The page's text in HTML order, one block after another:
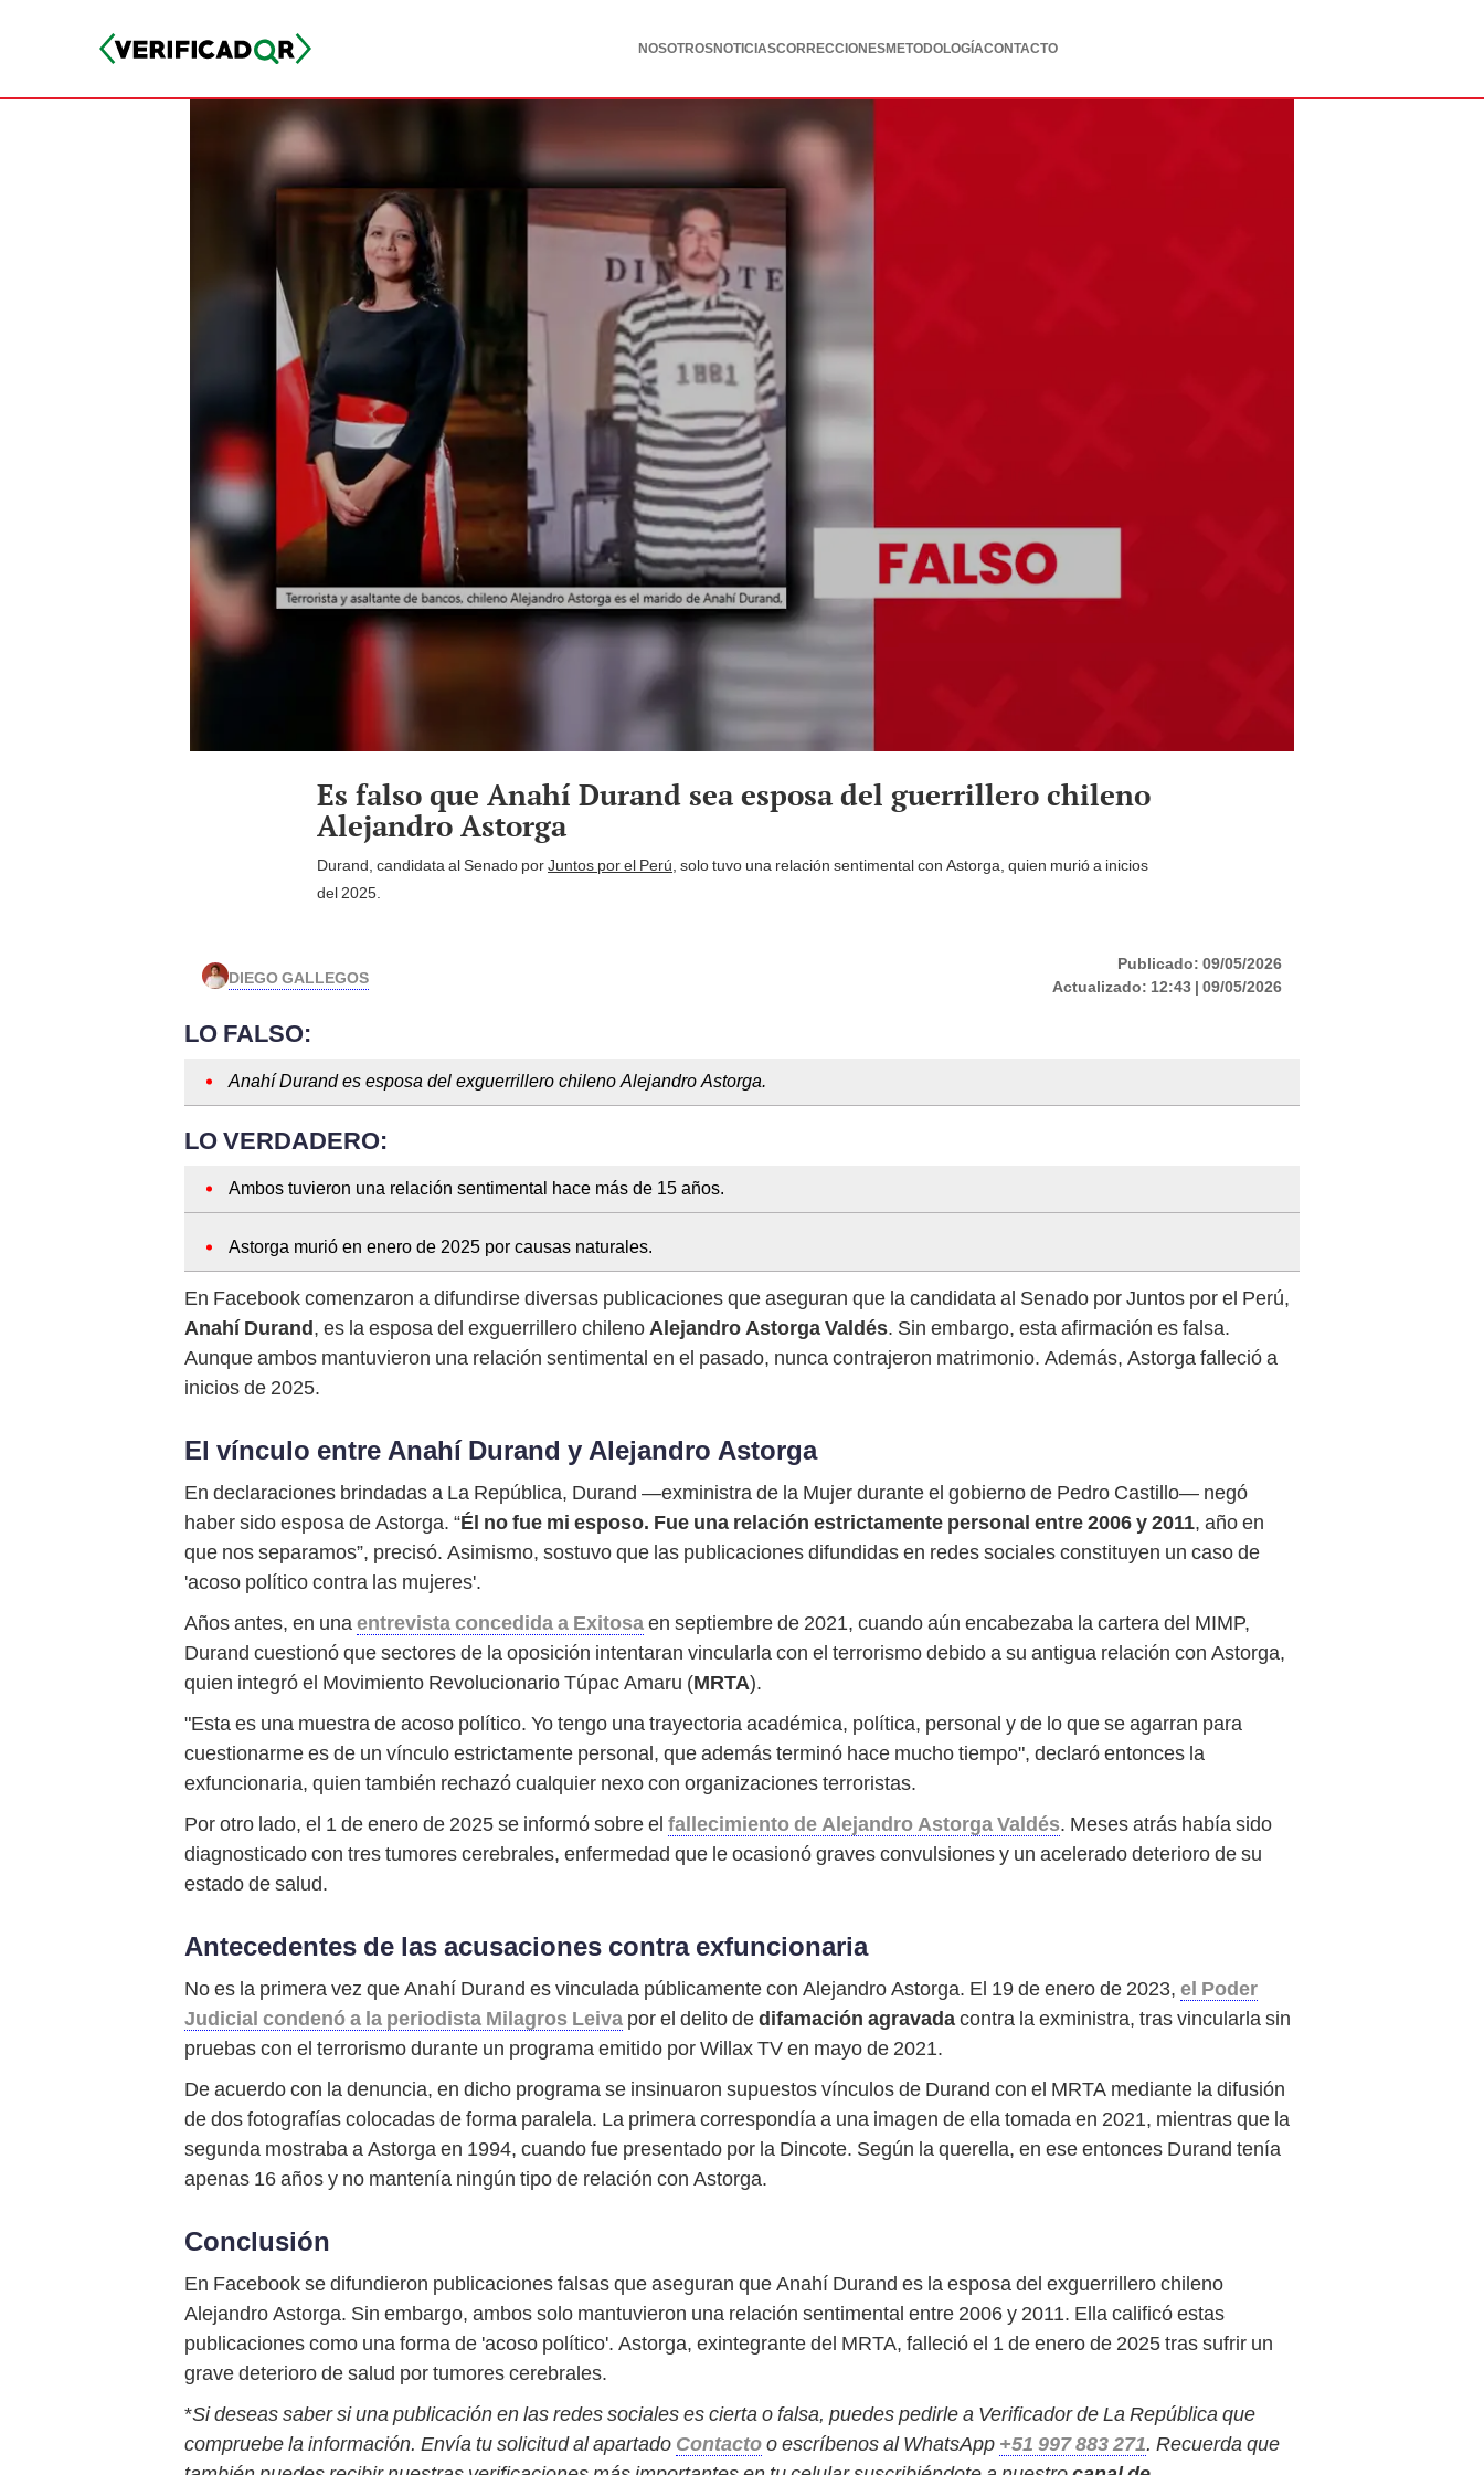
NOSOTROSNOTICIASCORRECCIONESMETODOLOGÍACONTACTO
Es falso que Anahí Durand sea esposa del guerrillero chileno
Alejandro Astorga
Durand, candidata al Senado porJuntos por el Perú , solo tuvo una relación sentimental con Astorga, quien murió a inicios
del 2025.
DIEGO GALLEGOS Publicado: 09/05/2026
Actualizado: 12:43 | 09/05/2026
LO FALSO:
Anahí Durand es esposa del exguerrillero chileno Alejandro Astorga.
LO VERDADERO:
Ambos tuvieron una relación sentimental hace más de 15 años.
Astorga murió en enero de 2025 por causas naturales.
En Facebook comenzaron a difundirse diversas publicaciones que aseguran que la candidata al Senado por Juntos por el Perú,
Anahí Durand, es la esposa del exguerrillero chileno Alejandro Astorga Valdés. Sin embargo, esta afirmación es falsa.
Aunque ambos mantuvieron una relación sentimental en el pasado, nunca contrajeron matrimonio. Además, Astorga falleció a
inicios de 2025.
El vínculo entre Anahí Durand y Alejandro Astorga
En declaraciones brindadas a La República, Durand —exministra de la Mujer durante el gobierno de Pedro Castillo— negó
haber sido esposa de Astorga. “Él no fue mi esposo. Fue una relación estrictamente personal entre 2006 y 2011, año en
que nos separamos”, precisó. Asimismo, sostuvo que las publicaciones difundidas en redes sociales constituyen un caso de
'acoso político contra las mujeres'.
Años antes, en una entrevista concedida a Exitosaen septiembre de 2021, cuando aún encabezaba la cartera del MIMP,
Durand cuestionó que sectores de la oposición intentaran vincularla con el terrorismo debido a su antigua relación con Astorga,
quien integró el Movimiento Revolucionario Túpac Amaru (MRTA).
"Esta es una muestra de acoso político. Yo tengo una trayectoria académica, política, personal y de lo que se agarran para
cuestionarme es de un vínculo estrictamente personal, que además terminó hace mucho tiempo", declaró entonces la
exfuncionaria, quien también rechazó cualquier nexo con organizaciones terroristas.
Por otro lado, el 1 de enero de 2025 se informó sobre el fallecimiento de Alejandro Astorga Valdés. Meses atrás había sido
diagnosticado con tres tumores cerebrales, enfermedad que le ocasionó graves convulsiones y un acelerado deterioro de su
estado de salud.
Antecedentes de las acusaciones contra exfuncionaria
No es la primera vez que Anahí Durand es vinculada públicamente con Alejandro Astorga. El 19 de enero de 2023, el Poder
Judicial condenó a la periodista Milagros Leiva por el delito dedifamación agravadacontra la exministra, tras vincularla sin
pruebas con el terrorismo durante un programa emitido por Willax TV en mayo de 2021.
De acuerdo con la denuncia, en dicho programa se insinuaron supuestos vínculos de Durand con el MRTA mediante la difusión
de dos fotografías colocadas de forma paralela. La primera correspondía a una imagen de ella tomada en 2021, mientras que la
segunda mostraba a Astorga en 1994, cuando fue presentado por la Dincote. Según la querella, en ese entonces Durand tenía
apenas 16 años y no mantenía ningún tipo de relación con Astorga.
Conclusión
En Facebook se difundieron publicaciones falsas que aseguran que Anahí Durand es la esposa del exguerrillero chileno
Alejandro Astorga. Sin embargo, ambos solo mantuvieron una relación sentimental entre 2006 y 2011. Ella calificó estas
publicaciones como una forma de 'acoso político'. Astorga, exintegrante del MRTA, falleció el 1 de enero de 2025 tras sufrir un
grave deterioro de salud por tumores cerebrales.
*Si deseas saber si una publicación en las redes sociales es cierta o falsa, puedes pedirle a Verificador de La República que
compruebe la información. Envía tu solicitud al apartado Contactoo escríbenos al WhatsApp +51 997 883 271. Recuerda que